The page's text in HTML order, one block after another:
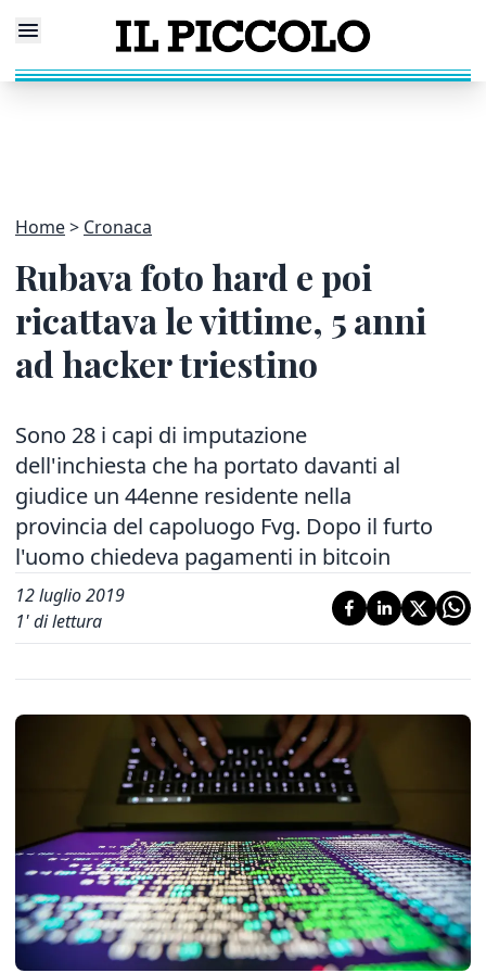
Home Cronaca
Rubava foto hard e poi
ricattava le vittime, 5 anni
ad hacker triestino
Sono 28 i capi di imputazione
dell'inchiesta che ha portato davanti al
giudice un 44enne residente nella
provincia del capoluogo Fvg. Dopo il furto
l'uomo chiedeva pagamenti in bitcoin
12 luglio 2019
1' di lettura